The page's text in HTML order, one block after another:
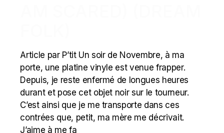
Article par P’tit Un soir de Novembre, à ma
porte, une platine vinyle est venue frapper.
Depuis, je reste enfermé de longues heures
durant et pose cet objet noir sur le tourneur.
C’est ainsi que je me transporte dans ces
contrées que, petit, ma mère me décrivait.
J’aime à me fa